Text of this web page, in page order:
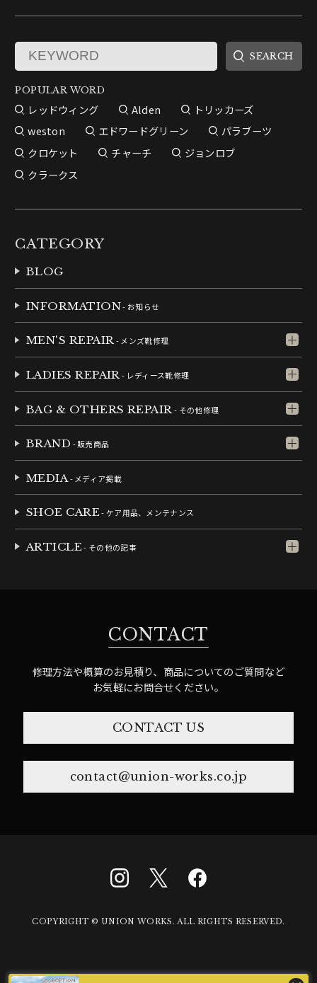
POPULAR WORD
レッドウィング Alden
トリッカーズ
weston
エドワードグリーン
パラブーツ
クロケット
チャーチ
ジョンロブ
クラークス
CATEGORY
BLOG
INFORMATION- お知らせ
MEN'S REPAIR- メンズ靴修理
LADIES REPAIR- レディース靴修理
BAG & OTHERS REPAIR - その他修理
BRAND - 販売商品
MEDIA- メディア掲載
SHOE CARE- ケア用品、メンテナンス
ARTICLE- その他の記事
CONTACT
修理方法や概算のお見積り、商品についてのご質問など
お気軽にお問合せください。
CONTACT US
contact@union-works.co.jp
COPYRIGHT © UNION WORKS. ALL RIGHTS RESERVED.